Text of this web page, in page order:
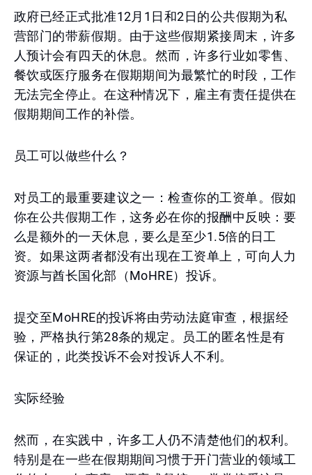
政府已经正式批准12月1日和2日的公共假期为私
营部门的带薪假期。由于这些假期紧接周末，许多
人预计会有四天的休息。然而，许多行业如零售、
餐饮或医疗服务在假期期间为最繁忙的时段，工作
无法完全停止。在这种情况下，雇主有责任提供在
假期期间工作的补偿。
员工可以做些什么？
对员工的最重要建议之一：检查你的工资单。假如
你在公共假期工作，这务必在你的报酬中反映：要
么是额外的一天休息，要么是至少1.5倍的日工
资。如果这两者都没有出现在工资单上，可向人力
资源与酋长国化部（MoHRE）投诉。
提交至MoHRE的投诉将由劳动法庭审查，根据经
验，严格执行第28条的规定。员工的匿名性是有
保证的，此类投诉不会对投诉人不利。
实际经验
然而，在实践中，许多工人仍不清楚他们的权利。
特别是在一些在假期期间习惯于开门营业的领域工